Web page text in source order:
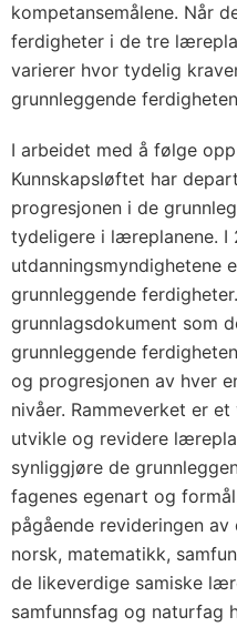
kompetansemålene. Når
ferdigheter i de tre
varierer hvor tydelig
grunnleggende
I arbeidet med å følge
Kunnskapsløftet har
progresjonen i de
tydeligere i læreplanene. I
utdanningsmyndighetene
grunnleggende
grunnlagsdokument som
grunnleggende
og progresjonen av hver
nivåer. Rammeverket er
utvikle og revidere
synliggjøre de
fagenes egenart og
pågående revideringen
norsk, matematikk,
de likeverdige samiske
samfunnsfag og